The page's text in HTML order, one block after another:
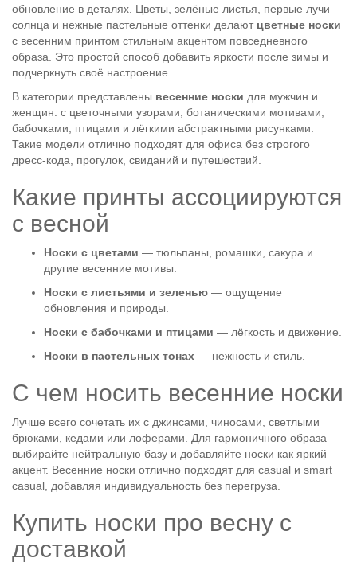
обновление в деталях. Цветы, зелёные листья, первые лучи
солнца и нежные пастельные оттенки делают цветные носки
с весенним принтом стильным акцентом повседневного
образа. Это простой способ добавить яркости после зимы и
подчеркнуть своё настроение.
В категории представлены весенние носки для мужчин и
женщин: с цветочными узорами, ботаническими мотивами,
бабочками, птицами и лёгкими абстрактными рисунками.
Такие модели отлично подходят для офиса без строгого
дресс-кода, прогулок, свиданий и путешествий.
Какие принты ассоциируются
с весной
Носки с цветами — тюльпаны, ромашки, сакура и
другие весенние мотивы.
Носки с листьями и зеленью — ощущение
обновления и природы.
Носки с бабочками и птицами — лёгкость и движение.
Носки в пастельных тонах — нежность и стиль.
С чем носить весенние носки
Лучше всего сочетать их с джинсами, чиносами, светлыми
брюками, кедами или лоферами. Для гармоничного образа
выбирайте нейтральную базу и добавляйте носки как яркий
акцент. Весенние носки отлично подходят для casual и smart
casual, добавляя индивидуальность без перегруза.
Купить носки про весну с
доставкой